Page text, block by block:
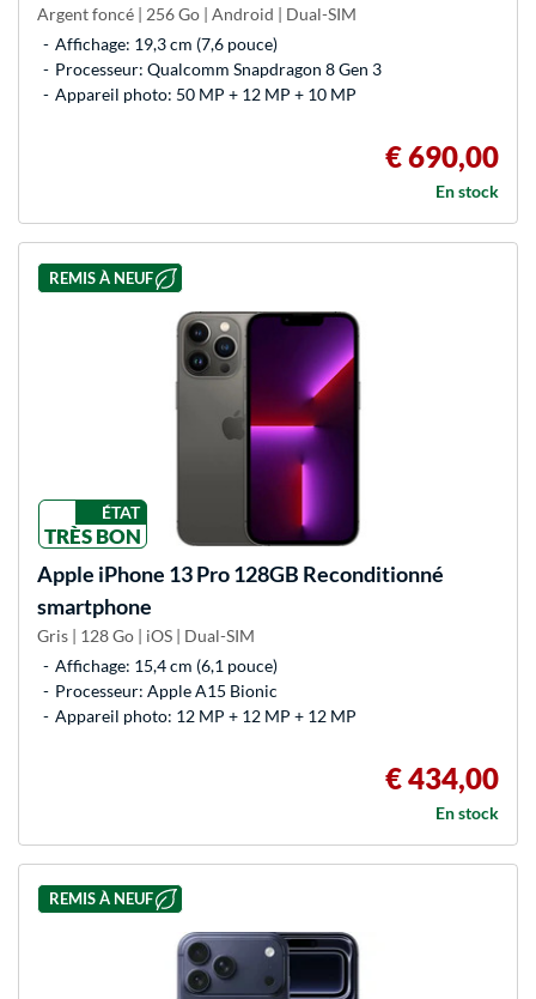
Argent foncé | 256 Go | Android | Dual-SIM
Affichage: 19,3 cm (7,6 pouce)
Processeur: Qualcomm Snapdragon 8 Gen 3
Appareil photo: 50 MP + 12 MP + 10 MP
€ 690,00
En stock
REMIS À NEUF
ÉTAT
TRÈS BON
Apple iPhone 13 Pro 128GB Reconditionné
smartphone
Gris | 128 Go | iOS | Dual-SIM
Affichage: 15,4 cm (6,1 pouce)
Processeur: Apple A15 Bionic
Appareil photo: 12 MP + 12 MP + 12 MP
€ 434,00
En stock
REMIS À NEUF